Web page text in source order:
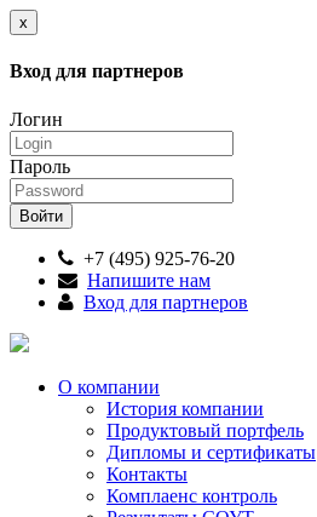
x
Вход для партнеров
Логин
Пароль
+7 (495) 925-76-20
Напишите нам
Вход для партнеров
О компании
История компании
Продуктовый портфель
Дипломы и сертификаты
Контакты
Комплаенс контроль